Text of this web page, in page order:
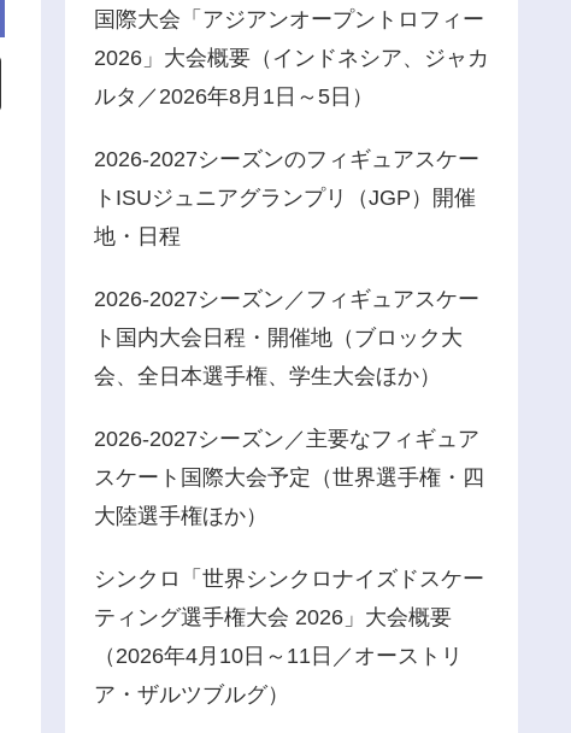
国際大会「アジアンオープントロフィー
2026」大会概要（インドネシア、ジャカ
ルタ／2026年8月1日～5日）
2026-2027シーズンのフィギュアスケー
トISUジュニアグランプリ（JGP）開催
地・日程
2026-2027シーズン／フィギュアスケー
ト国内大会日程・開催地（ブロック大
会、全日本選手権、学生大会ほか）
2026-2027シーズン／主要なフィギュア
スケート国際大会予定（世界選手権・四
大陸選手権ほか）
シンクロ「世界シンクロナイズドスケー
ティング選手権大会 2026」大会概要
（2026年4月10日～11日／オーストリ
ア・ザルツブルグ）